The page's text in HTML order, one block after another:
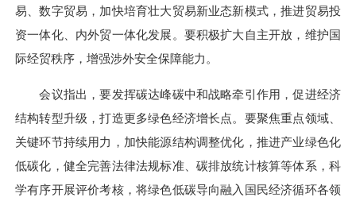
易、数字贸易，加快培育壮大贸易新业态新模式，推进贸易投
资一体化、内外贸一体化发展。要积极扩大自主开放，维护国
际经贸秩序，增强涉外安全保障能力。
会议指出，要发挥碳达峰碳中和战略牵引作用，促进经济
结构转型升级，打造更多绿色经济增长点。要聚焦重点领域、
关键环节持续用力，加快能源结构调整优化，推进产业绿色化
低碳化，健全完善法律法规标准、碳排放统计核算等体系，科
学有序开展评价考核，将绿色低碳导向融入国民经济循环各领